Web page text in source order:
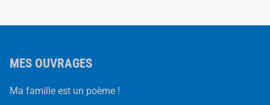
MES OUVRAGES
Ma famille est un poème !